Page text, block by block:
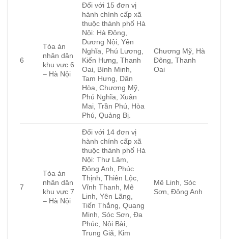
6
Tòa án
nhân dân
khu vực 6
– Hà Nội
Đối với 15 đơn vị
hành chính cấp xã
thuộc thành phố Hà
Nội: Hà Đông,
Dương Nội, Yên
Nghĩa, Phú Lương,
Kiến Hưng, Thanh
Oai, Bình Minh,
Tam Hưng, Dân
Hòa, Chương Mỹ,
Phú Nghĩa, Xuân
Mai, Trần Phú, Hòa
Phú, Quảng Bị.
Chương Mỹ, Hà
Đông, Thanh
Oai
7
Tòa án
nhân dân
khu vực 7
– Hà Nội
Đối với 14 đơn vị
hành chính cấp xã
thuộc thành phố Hà
Nội: Thư Lâm,
Đông Anh, Phúc
Thịnh, Thiên Lộc,
Vĩnh Thanh, Mê
Linh, Yên Lãng,
Tiến Thắng, Quang
Minh, Sóc Sơn, Đa
Phúc, Nội Bài,
Trung Giã, Kim
Mê Linh, Sóc
Sơn, Đông Anh